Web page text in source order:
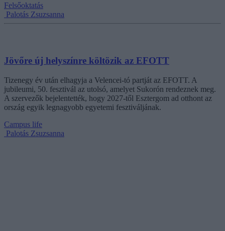
Felsőoktatás
Palotás Zsuzsanna
Jövőre új helyszínre költözik az EFOTT
Tizenegy év után elhagyja a Velencei-tó partját az EFOTT. A
jubileumi, 50. fesztivál az utolsó, amelyet Sukorón rendeznek meg.
A szervezők bejelentették, hogy 2027-től Esztergom ad otthont az
ország egyik legnagyobb egyetemi fesztiváljának.
Campus life
Palotás Zsuzsanna